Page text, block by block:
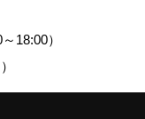
～18:00）